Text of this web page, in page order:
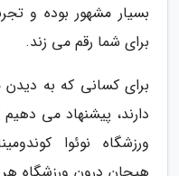
بسیار مشهور بوده و
برای شما رقم می زند.
برای کسانی که به دیدن
دارند، پیشنهاد می